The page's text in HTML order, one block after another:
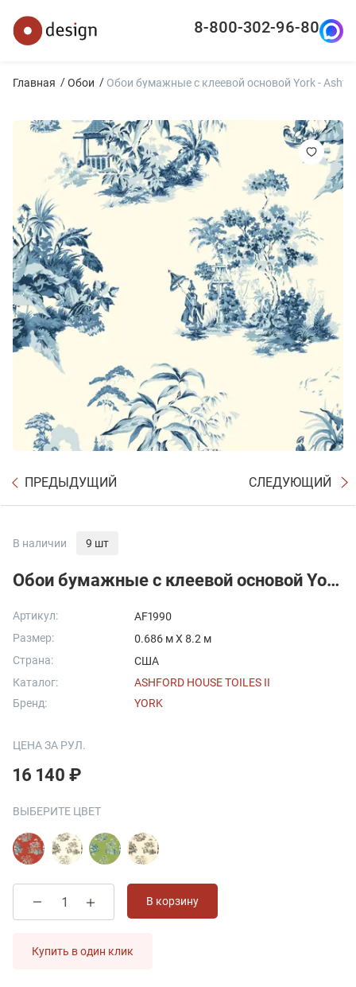
8-800-302-96-80
Главная Обои Обои бумажные с клеевой основой York -
ПРЕДЫДУЩИЙ СЛЕДУЮЩИЙ
В наличии 9 шт
Обои бумажные с клеевой основой York - Ashford House Toiles II
Артикул:
AF1990
Размер:
0.686 м X 8.2 м
Страна:
США
Каталог:
ASHFORD HOUSE TOILES II
Бренд:
YORK
ЦЕНА ЗА РУЛ.
16 140 ₽
ВЫБЕРИТЕ ЦВЕТ
В корзину
Купить в один клик